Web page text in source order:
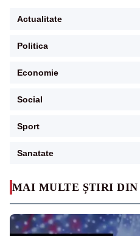
MAI MULTE ȘTIRI DIN
Actualitate
Politica
Economie
Social
Sport
Sanatate